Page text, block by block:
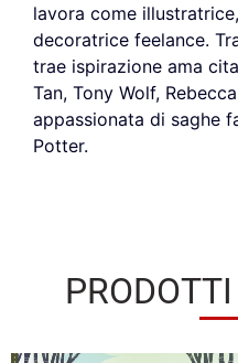
lavora come
decoratrice feelance.
trae ispirazione ama
Tan, Tony Wolf,
appassionata di saghe
Potter.